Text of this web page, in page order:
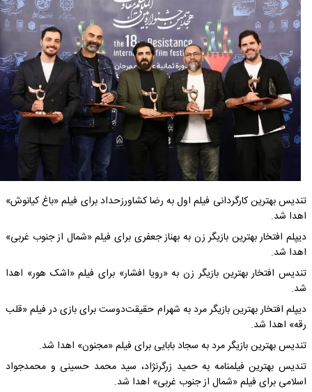
تندیس بهترین کارگردانی فیلم‌ اول به رضا کشاورزحداد برای فیلم‌ «باغ کیانوش»
اهدا شد.
دیپلم افتخار بهترین بازیگر زن به بهناز جعفری برای فیلم «شمال از جنوب غربی»
اهدا شد.
تندیس افتخار بهترین بازیگر زن به «رویا افشار» برای فیلم «اشک هور» اهدا
شد.
دیپلم افتخار بهترین بازیگر مرد به شهرام حقیقت‌دوست برای بازی در فیلم «قلب
رقه» اهدا شد.
تندیس بهترین بازیگر مرد به سجاد بابایی برای فیلم «مجنون» اهدا شد.
تندیس بهترین فیلمنامه به‌ حمید زرگرنژاد، سید محمد حسینی و محمدجواد
اسلامی برای فیلم «شمال از جنوب غربی» اهدا شد.